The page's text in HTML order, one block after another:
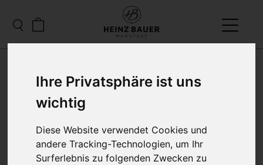
Ihre Privatsphäre ist uns
wichtig
Diese Website verwendet Cookies und
andere Tracking-Technologien, um Ihr
Surferlebnis zu folgenden Zwecken zu